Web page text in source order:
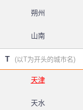
朔州
山南
T (以T为开头的城市名)
天津
天水